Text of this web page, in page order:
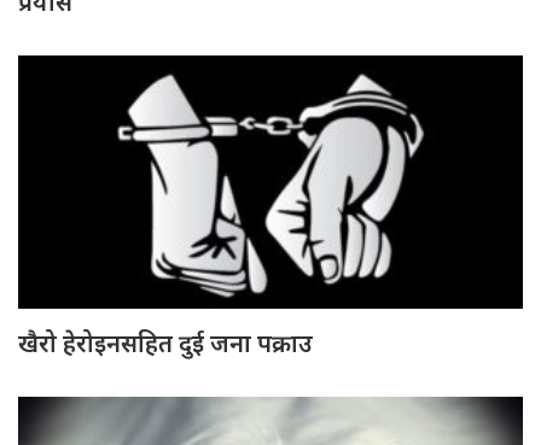
खैरो हेरोइनसहित दुई जना पक्राउ